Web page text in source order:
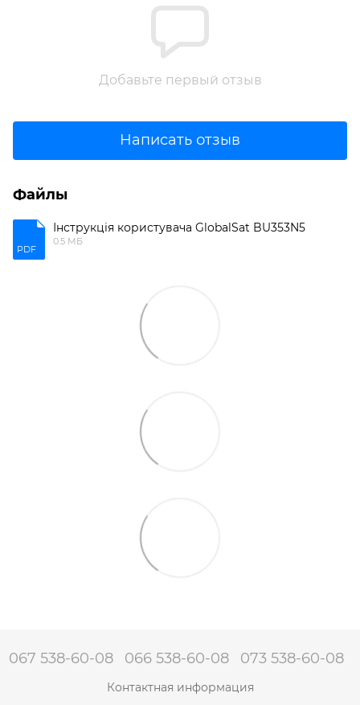
Добавьте первый отзыв
Написать отзыв
Файлы
PDF
Інструкція користувача GlobalSat BU353N5
0.5 МБ
067 538-60-08 066 538-60-08 073 538-60-08
Контактная информация